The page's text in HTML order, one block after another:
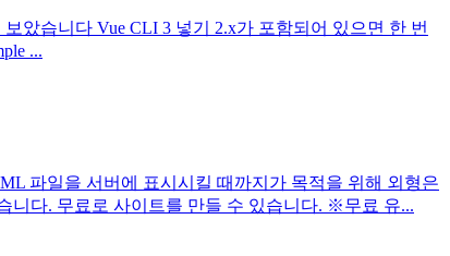
았습니다 Vue CLI 3 넣기 2.x가 포함되어 있으면 한 번
...
파일을 서버에 표시시킬 때까지가 목적을 위해 외형은
니다. 무료로 사이트를 만들 수 있습니다. ※무료 유...